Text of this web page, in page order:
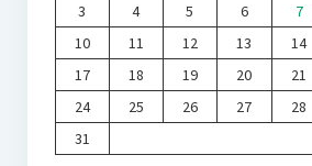
3
4 5 6 7
10
11 12 13 14
17
18 19 20 21
24
25 26 27 28
31